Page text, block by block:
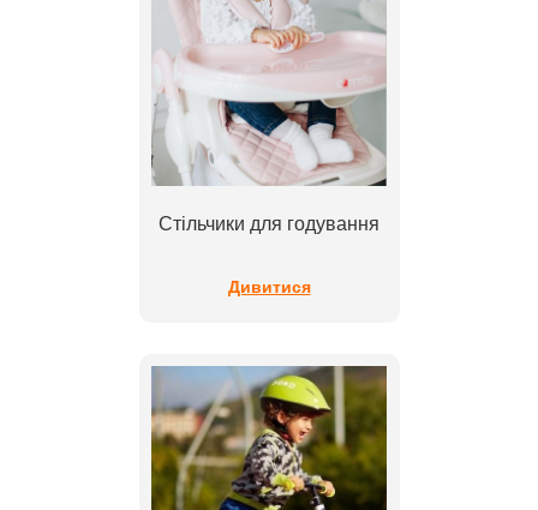
Стільчики для годування
Дивитися